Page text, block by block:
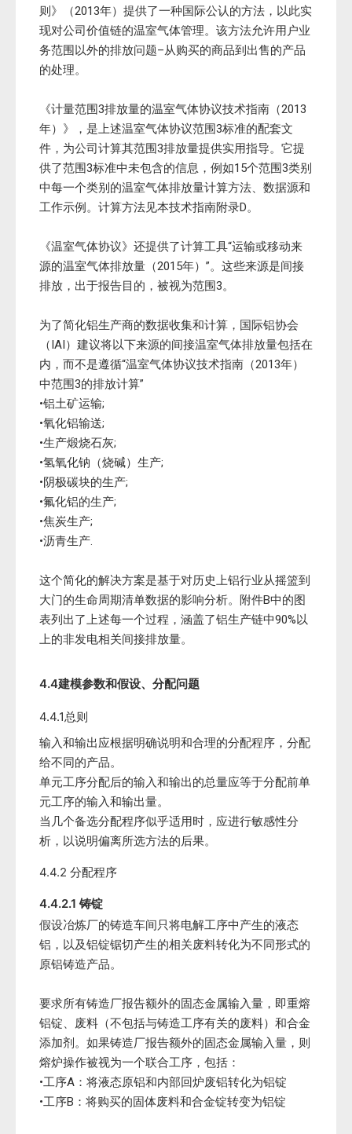
则》（2013年）提供了一种国际公认的方法，以此实
现对公司价值链的温室气体管理。该方法允许用户业
务范围以外的排放问题–从购买的商品到出售的产品
的处理。
《计量范围3排放量的温室气体协议技术指南（2013
年）》，是上述温室气体协议范围3标准的配套文
件，为公司计算其范围3排放量提供实用指导。它提
供了范围3标准中未包含的信息，例如15个范围3类别
中每一个类别的温室气体排放量计算方法、数据源和
工作示例。计算方法见本技术指南附录D。
《温室气体协议》还提供了计算工具“运输或移动来
源的温室气体排放量（2015年）”。这些来源是间接
排放，出于报告目的，被视为范围3。
为了简化铝生产商的数据收集和计算，国际铝协会
（IAI）建议将以下来源的间接温室气体排放量包括在
内，而不是遵循“温室气体协议技术指南（2013年）
中范围3的排放计算”
•铝土矿运输;
•氧化铝输送;
•生产煅烧石灰;
•氢氧化钠（烧碱）生产;
•阴极碳块的生产;
•氟化铝的生产;
•焦炭生产;
•沥青生产.
这个简化的解决方案是基于对历史上铝行业从摇篮到
大门的生命周期清单数据的影响分析。附件B中的图
表列出了上述每一个过程，涵盖了铝生产链中90%以
上的非发电相关间接排放量。
4.4建模参数和假设、分配问题
4.4.1总则
输入和输出应根据明确说明和合理的分配程序，分配
给不同的产品。
单元工序分配后的输入和输出的总量应等于分配前单
元工序的输入和输出量。
当几个备选分配程序似乎适用时，应进行敏感性分
析，以说明偏离所选方法的后果。
4.4.2 分配程序
4.4.2.1 铸锭
假设冶炼厂的铸造车间只将电解工序中产生的液态
铝，以及铝锭锯切产生的相关废料转化为不同形式的
原铝铸造产品。
要求所有铸造厂报告额外的固态金属输入量，即重熔
铝锭、废料（不包括与铸造工序有关的废料）和合金
添加剂。如果铸造厂报告额外的固态金属输入量，则
熔炉操作被视为一个联合工序，包括：
•工序A：将液态原铝和内部回炉废铝转化为铝锭
•工序B：将购买的固体废料和合金锭转变为铝锭